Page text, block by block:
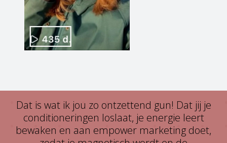
Dat is wat ik jou zo ontzettend gun! Dat jij je
conditioneringen loslaat, je energie leert
bewaken en aan empower marketing doet,